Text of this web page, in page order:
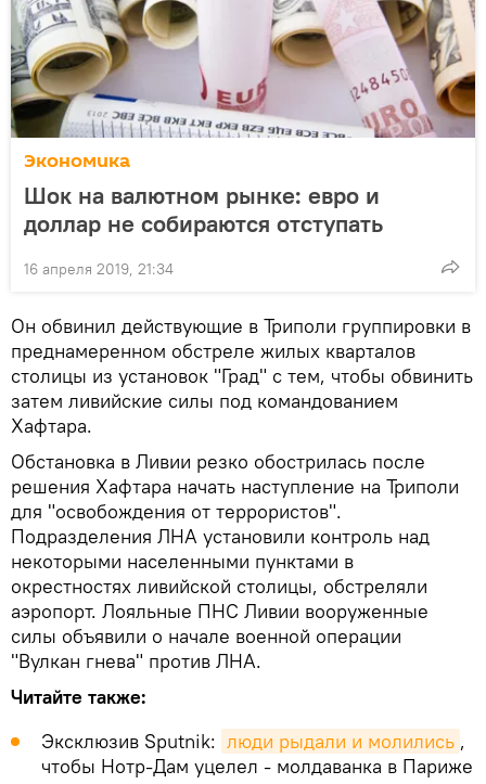
Экономика
Шок на валютном рынке: евро и
доллар не собираются отступать
16 апреля 2019, 21:34
Он обвинил действующие в Триполи группировки в
преднамеренном обстреле жилых кварталов
столицы из установок "Град" с тем, чтобы обвинить
затем ливийские силы под командованием
Хафтара.
Обстановка в Ливии резко обострилась после
решения Хафтара начать наступление на Триполи
для "освобождения от террористов".
Подразделения ЛНА установили контроль над
некоторыми населенными пунктами в
окрестностях ливийской столицы, обстреляли
аэропорт. Лояльные ПНС Ливии вооруженные
силы объявили о начале военной операции
"Вулкан гнева" против ЛНА.
Читайте также:
Эксклюзив Sputnik: люди рыдали и молились ,
чтобы Нотр-Дам уцелел - молдаванка в Париже